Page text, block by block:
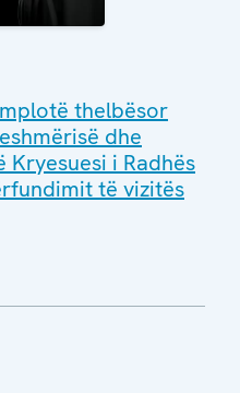
thelbësor
dhe
i Radhës
të vizitës